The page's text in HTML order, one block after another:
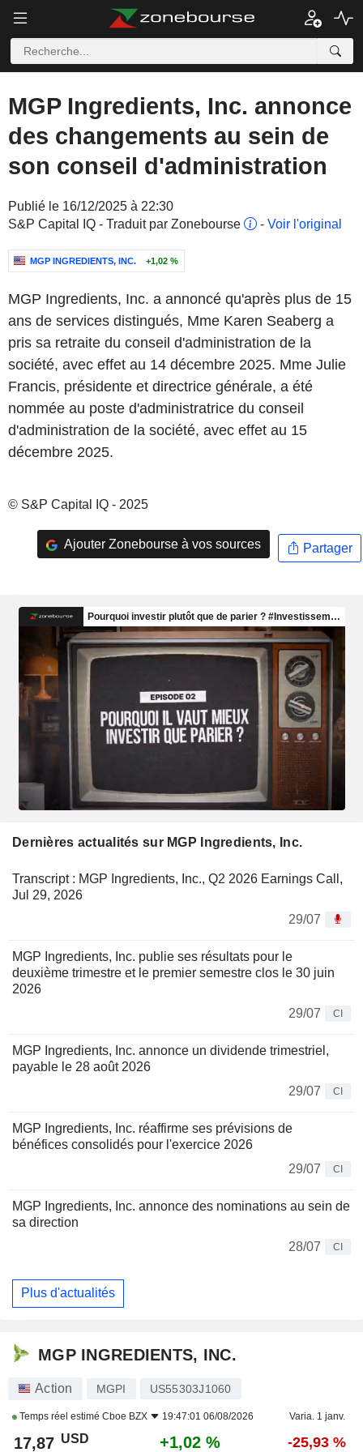
MGP Ingredients, Inc. annonce
des changements au sein de
son conseil d'administration
Publié le 16/12/2025 à 22:30
S&P Capital IQ - Traduit par Zonebourse
- Voir l'original
MGP INGREDIENTS, INC. +1,02 %
MGP Ingredients, Inc. a annoncé qu'après plus de 15
ans de services distingués, Mme Karen Seaberg a
pris sa retraite du conseil d'administration de la
société, avec effet au 14 décembre 2025. Mme Julie
Francis, présidente et directrice générale, a été
nommée au poste d'administratrice du conseil
d'administration de la société, avec effet au 15
décembre 2025.
© S&P Capital IQ - 2025
Ajouter Zonebourse à vos sources Partager
Dernières actualités sur MGP Ingredients, Inc.
Transcript : MGP Ingredients, Inc., Q2 2026 Earnings Call,
Jul 29, 2026
29/07
MGP Ingredients, Inc. publie ses résultats pour le
deuxième trimestre et le premier semestre clos le 30 juin
2026
29/07
CI
MGP Ingredients, Inc. annonce un dividende trimestriel,
payable le 28 août 2026
29/07
CI
MGP Ingredients, Inc. réaffirme ses prévisions de
bénéfices consolidés pour l'exercice 2026
29/07
CI
MGP Ingredients, Inc. annonce des nominations au sein de
sa direction
28/07
CI
Plus d'actualités
MGP INGREDIENTS, INC.
Action MGPI US55303J1060
Temps réel estimé Cboe BZX 19:47:01 06/08/2026 Varia. 1 janv.
17,87 USD +1,02 % -25,93 %